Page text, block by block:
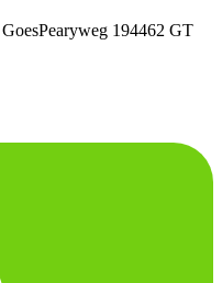
Pearyweg 194462 GT